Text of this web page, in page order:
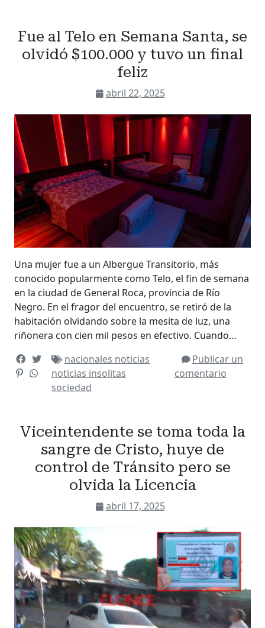
Fue al Telo en Semana Santa, se
olvidó $100.000 y tuvo un final
feliz
abril 22, 2025
Una mujer fue a un Albergue Transitorio, más
conocido popularmente como Telo, el fin de semana
en la ciudad de General Roca, provincia de Río
Negro. En el fragor del encuentro, se retiró de la
habitación olvidando sobre la mesita de luz, una
riñonera con cien mil pesos en efectivo. Cuando…
nacionales noticias
noticias insolitas
sociedad
Publicar un
comentario
Viceintendente se toma toda la
sangre de Cristo, huye de
control de Tránsito pero se
olvida la Licencia
abril 17, 2025